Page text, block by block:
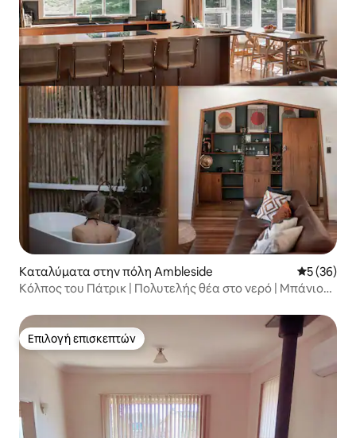
Καταλύματα στην πόλη Ambleside Μέση
5 (36)
Κόλπος του Πάτρικ | Πολυτελής θέα στο νερό | Μπάνιο
Επιλογή επισκεπτών
Επιλογή επισκεπτών